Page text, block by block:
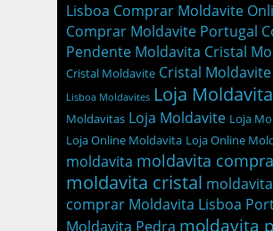
Lisboa Comprar Moldavite
Comprar Moldavite Portugal
Pendente Moldavita Cristal
Cristal Moldavite Cristal
Lisboa Moldavites Loja Moldavita
Moldavitas Loja Moldavite Loja
Loja Online Moldavita Loja Online
moldavita moldavita
moldavita cristal
comprar Moldavita Lisboa
Moldavita Pedra moldavita